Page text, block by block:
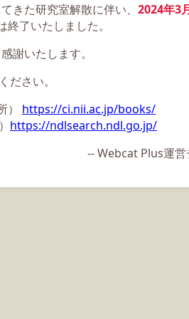
きた研究室解散に伴い、 2024年3
了いたしました。
謝いたします。
ださい。
） https://ci.nii.ac.jp/books/
https://ndlsearch.ndl.go.jp/
-- Webcat Plus運